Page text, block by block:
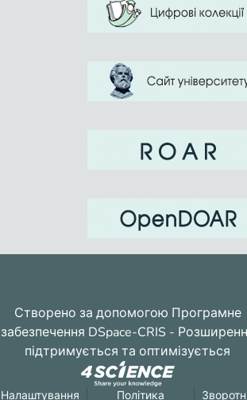
Створено за допомогою Програмне
забезпечення DSpace-CRIS -
підтримується та оптимізується
Налаштування Політика